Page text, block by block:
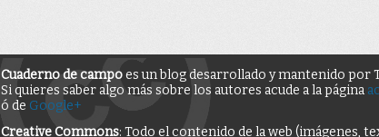
Cuaderno de campoes un blog desarrollado y mantenido por
Si quieres saber algo más sobre los autores acude a la página
ó de Google+
Creative Commons: Todo el contenido de la web (imágenes,